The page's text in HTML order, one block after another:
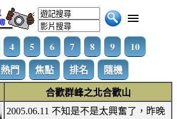
4 5 6 7 8 9
10
熱門 焦點 排名 隨機
合歡群峰之北合歡山
2005.06.11 不知是不是太興奮了，昨晚